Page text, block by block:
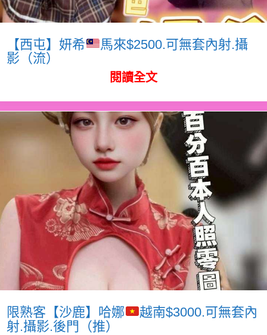
【西屯】妍希
馬來$2500.可無套內射.攝
影（流）
閱讀全文
限熟客【沙鹿】哈娜
越南$3000.可無套內
射.攝影.後門（推）